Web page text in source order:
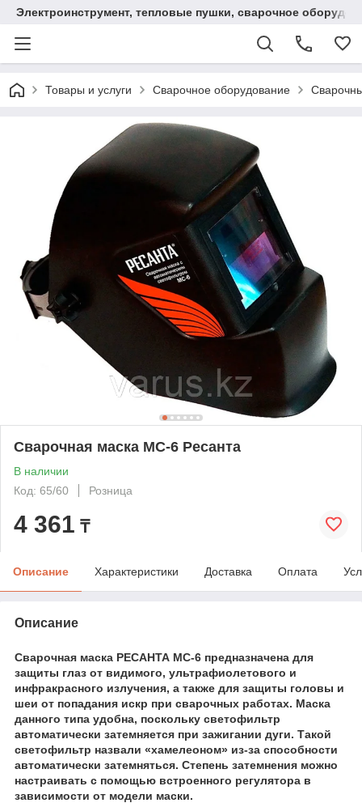
Электроинструмент, тепловые пушки, сварочное
Товары и услуги Сварочное оборудование
Сварочная маска МС-6 Ресанта
В наличии
Код: 65/60
Розница
4 361 ₸
Описание Характеристики Доставка Оплата
Описание
Сварочная маска РЕСАНТА МС-6 предназначена для
защиты глаз от видимого, ультрафиолетового и
инфракрасного излучения, а также для защиты головы и
шеи от попадания искр при сварочных работах. Маска
данного типа удобна, поскольку светофильтр
автоматически затемняется при зажигании дуги. Такой
светофильтр назвали «хамелеоном» из-за способности
автоматически затемняться. Степень затемнения можно
настраивать с помощью встроенного регулятора в
зависимости от модели маски.